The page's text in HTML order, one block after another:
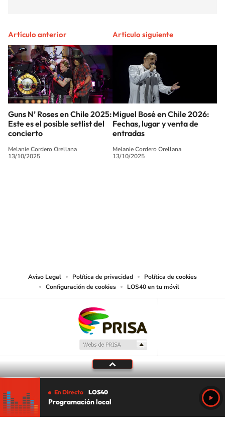
Artículo anterior
Guns N’ Roses en Chile 2025:
Este es el posible setlist del
concierto
Melanie Cordero Orellana
13/10/2025
Artículo siguiente
Miguel Bosé en Chile 2026:
Fechas, lugar y venta de
entradas
Melanie Cordero Orellana
13/10/2025
Aviso Legal Política de privacidad
Política de cookies
Configuración de cookies
LOS40 en tu móvil
En Directo LOS40
Programación local